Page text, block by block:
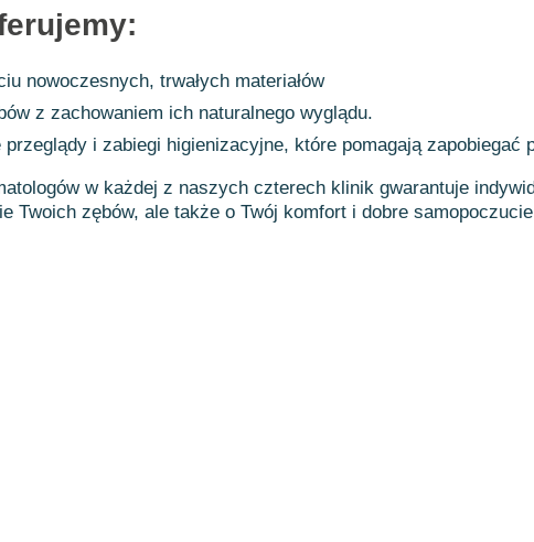
nowoczesnych, trwałych materiałów
z zachowaniem ich naturalnego wyglądu.
i zabiegi higienizacyjne, które pomagają zapobiegać
w każdej z naszych czterech klinik gwarantuje
Twoich zębów, ale także o Twój komfort i dobre